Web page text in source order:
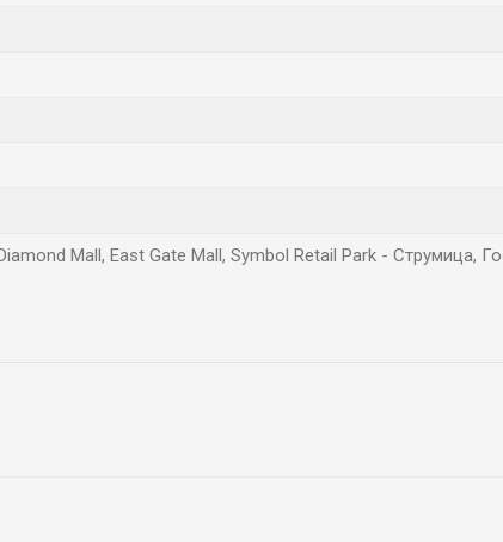
Mall, East Gate Mall, Symbol Retail Park - Струмица,